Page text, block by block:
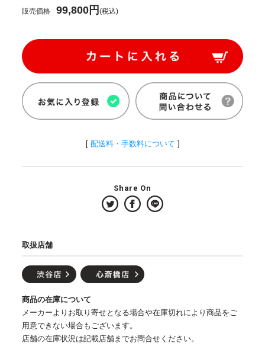
販売価格 99,800円(税込)
[ 配送料・手数料について ]
Share On
取扱店舗
商品の在庫について
メーカーよりお取り寄せとなる場合や在庫切れにより商品をご
用意できない場合もございます。
店舗の在庫状況は記載店舗までお問合せください。